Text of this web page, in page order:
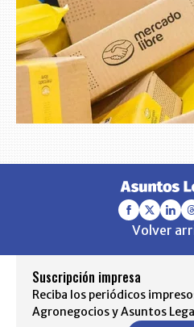
Volver
Suscripción impresa
Reciba los periódicos
Agronegocios y Asuntos